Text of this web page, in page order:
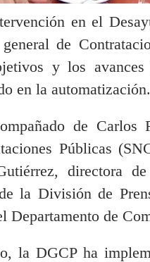
en el
de
y los
en la automatización.
de
Públicas
directora
la División de
Departamento de
la DGCP ha